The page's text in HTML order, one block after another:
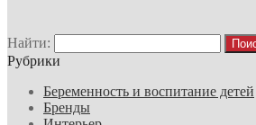
Найти:
Рубрики
Беременность и воспитание детей
Бренды